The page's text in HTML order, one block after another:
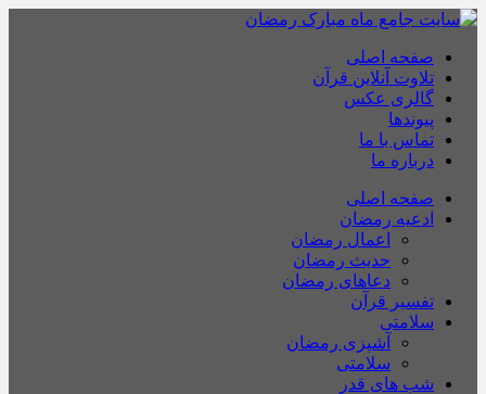
صفحه اصلی
تلاوت آنلاین قرآن
گالری عکس
پیوندها
تماس با ما
درباره ما
صفحه اصلی
ادعیه رمضان
اعمال رمضان
حدیث رمضان
دعاهای رمضان
تفسیر قرآن
سلامتی
آشپزی رمضان
سلامتی
شب های قدر